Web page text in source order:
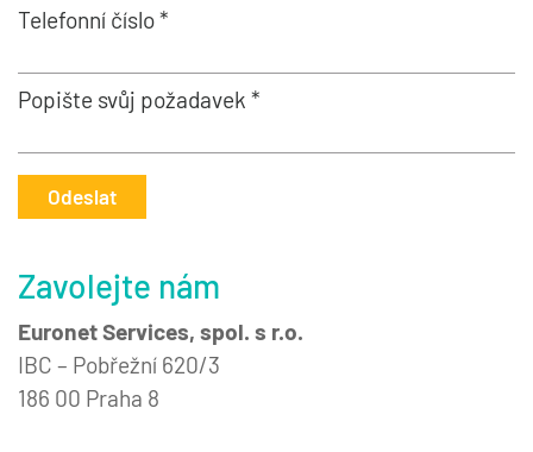
Telefonní číslo *
Popište svůj požadavek *
Odeslat
Zavolejte nám
Euronet Services, spol. s r.o.
IBC – Pobřežní 620/3
186 00 Praha 8